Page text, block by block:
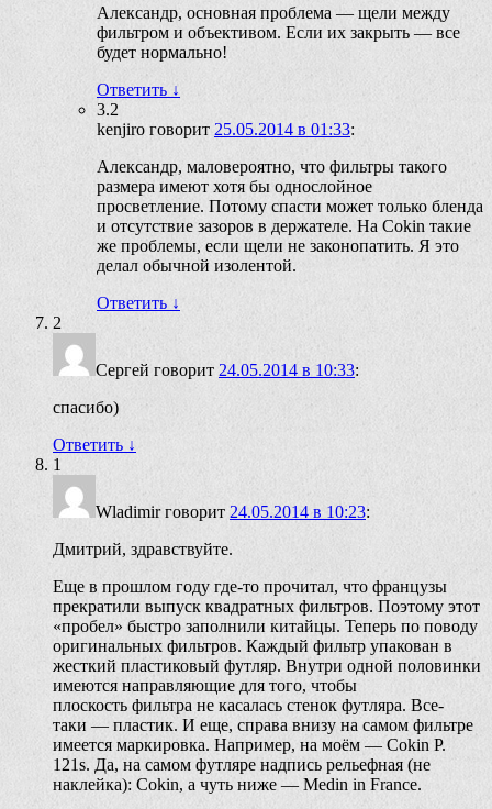
Александр, основная проблема — щели между
фильтром и объективом. Если их закрыть — все
будет нормально!
Ответить ↓
3.2
kenjiro говорит 25.05.2014 в 01:33:
Александр, маловероятно, что фильтры такого
размера имеют хотя бы однослойное
просветление. Потому спасти может только бленда
и отсутствие зазоров в держателе. На Cokin такие
же проблемы, если щели не законопатить. Я это
делал обычной изолентой.
Ответить ↓
2
Сергей говорит 24.05.2014 в 10:33:
спасибо)
Ответить ↓
1
Wladimir говорит 24.05.2014 в 10:23:
Дмитрий, здравствуйте.
Еще в прошлом году где-то прочитал, что французы
прекратили выпуск квадратных фильтров. Поэтому этот
«пробел» быстро заполнили китайцы. Теперь по поводу
оригинальных фильтров. Каждый фильтр упакован в
жесткий пластиковый футляр. Внутри одной половинки
имеются направляющие для того, чтобы
плоскость фильтра не касалась стенок футляра. Все-
таки — пластик. И еще, справа внизу на самом фильтре
имеется маркировка. Например, на моём — Cokin P.
121s. Да, на самом футляре надпись рельефная (не
наклейка): Cokin, а чуть ниже — Medin in France.